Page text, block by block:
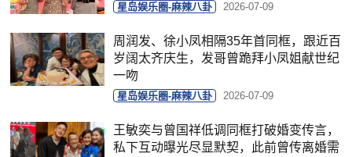
星岛娱乐圈-麻辣八卦 2026-07-09
周润发、徐小凤相隔35年首同框，跟近百
岁阔太齐庆生，发哥曾跪拜小凤姐献世纪
一吻
星岛娱乐圈-麻辣八卦 2026-07-09
王敏奕与曾国祥低调同框打破婚变传言，
私下互动曝光尽显默契，此前曾传离婚需